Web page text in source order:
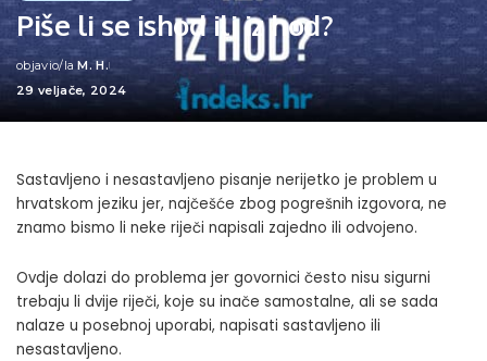
Piše li se ishod ili iz hod?
Posted
by
objavio/la M. H.
29 veljače, 2024
Sastavljeno i nesastavljeno pisanje nerijetko je problem u
hrvatskom jeziku jer, najčešće zbog pogrešnih izgovora, ne
znamo bismo li neke riječi napisali zajedno ili odvojeno.
Ovdje dolazi do problema jer govornici često nisu sigurni
trebaju li dvije riječi, koje su inače samostalne, ali se sada
nalaze u posebnoj uporabi, napisati sastavljeno ili
nesastavljeno.